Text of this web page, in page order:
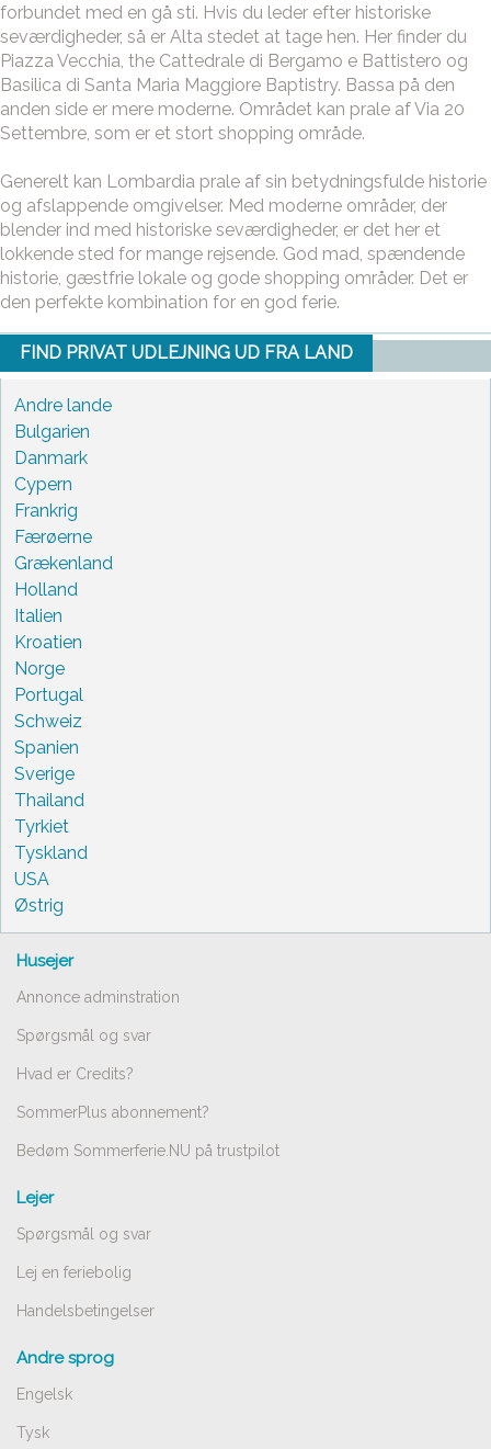
forbundet med en gå sti. Hvis du leder efter historiske
seværdigheder, så er Alta stedet at tage hen. Her finder du
Piazza Vecchia, the Cattedrale di Bergamo e Battistero og
Basilica di Santa Maria Maggiore Baptistry. Bassa på den
anden side er mere moderne. Området kan prale af Via 20
Settembre, som er et stort shopping område.
Generelt kan Lombardia prale af sin betydningsfulde historie
og afslappende omgivelser. Med moderne områder, der
blender ind med historiske seværdigheder, er det her et
lokkende sted for mange rejsende. God mad, spændende
historie, gæstfrie lokale og gode shopping områder. Det er
den perfekte kombination for en god ferie.
FIND PRIVAT UDLEJNING UD FRA LAND
Andre lande
Bulgarien
Danmark
Cypern
Frankrig
Færøerne
Grækenland
Holland
Italien
Kroatien
Norge
Portugal
Schweiz
Spanien
Sverige
Thailand
Tyrkiet
Tyskland
USA
Østrig
Husejer
Annonce adminstration
Spørgsmål og svar
Hvad er Credits?
SommerPlus abonnement?
Bedøm Sommerferie.NU på trustpilot
Lejer
Spørgsmål og svar
Lej en feriebolig
Handelsbetingelser
Andre sprog
Engelsk
Tysk